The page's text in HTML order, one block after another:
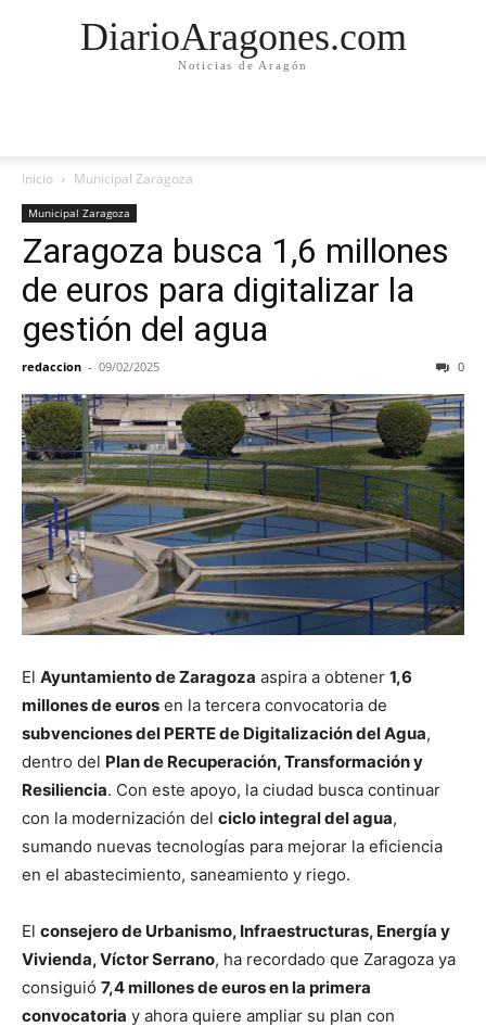
DiarioAragones.com
Noticias de Aragón
Inicio Municipal Zaragoza
Municipal Zaragoza
Zaragoza busca 1,6 millones
de euros para digitalizar la
gestión del agua
redaccion - 09/02/2025 0
El Ayuntamiento de Zaragoza aspira a obtener 1,6
millones de euros en la tercera convocatoria de
subvenciones del PERTE de Digitalización del Agua,
dentro del Plan de Recuperación, Transformación y
Resiliencia. Con este apoyo, la ciudad busca continuar
con la modernización del ciclo integral del agua,
sumando nuevas tecnologías para mejorar la eficiencia
en el abastecimiento, saneamiento y riego.
El consejero de Urbanismo, Infraestructuras, Energía y
Vivienda, Víctor Serrano, ha recordado que Zaragoza ya
consiguió 7,4 millones de euros en la primera
convocatoria y ahora quiere ampliar su plan con